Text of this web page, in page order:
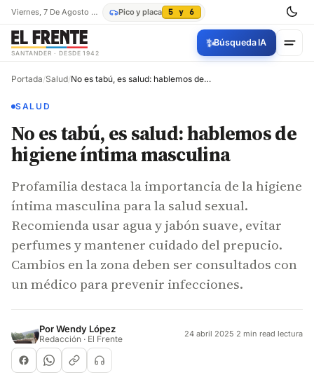
Viernes, 7 De Agosto De 2026 Pico y placa 5 y 6
SANTANDER · DESDE 1942
✨Búsqueda IA
Portada/Salud/ No es tabú, es salud: hablemos de higiene íntima masculina
SALUD
No es tabú, es salud: hablemos de
higiene íntima masculina
Profamilia destaca la importancia de la higiene
íntima masculina para la salud sexual.
Recomienda usar agua y jabón suave, evitar
perfumes y mantener cuidado del prepucio.
Cambios en la zona deben ser consultados con
un médico para prevenir infecciones.
PorWendy López
Redacción · El Frente 24 abril 2025·2 min read lectura